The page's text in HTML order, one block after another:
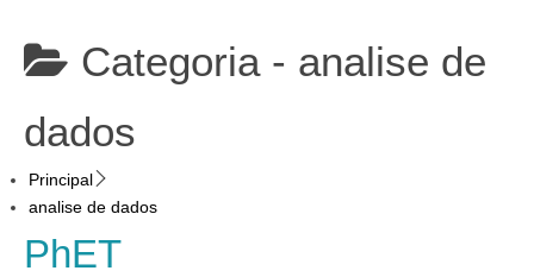
Categoria - analise de
dados
Principal
analise de dados
PhET